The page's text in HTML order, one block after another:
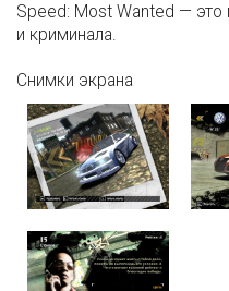
Speed: Most Wanted —
и криминала.
Снимки экрана